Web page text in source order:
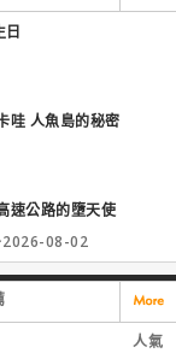
日
哇 人魚島的秘密
速公路的墮天使
08-02
人氣